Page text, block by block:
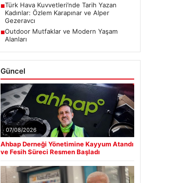
■Türk Hava Kuvvetleri’nde Tarih Yazan
Kadınlar: Özlem Karapınar ve Alper
Gezeravcı
■Outdoor Mutfaklar ve Modern Yaşam
Alanları
Güncel
07/08/2026
Ahbap Derneği Yönetimine Kayyum Atandı
ve Fesih Süreci Resmen Başladı